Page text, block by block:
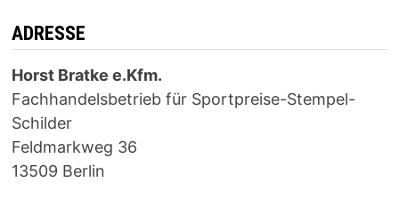
ADRESSE
Horst Bratke e.Kfm.
Fachhandelsbetrieb für Sportpreise-Stempel-
Schilder
Feldmarkweg 36
13509 Berlin